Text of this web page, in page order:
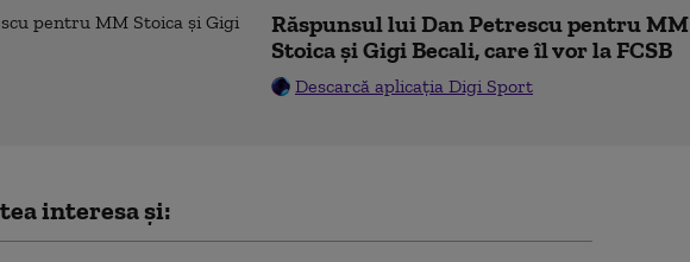
Răspunsul lui Dan Petrescu pentru MM
Stoica și Gigi Becali, care îl vor la FCSB
Descarcă aplicația Digi Sport
interesa și: